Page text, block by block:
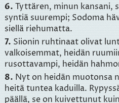
6. Tyttären, minun kansani,
syntiä suurempi; Sodoma
siellä riehumatta.
7. Siionin ruhtinaat olivat
valkoisemmat, heidän
rusottavampi, heidän
8. Nyt on heidän muotonsa
heitä tuntea kaduilla.
päällä, se on kuivettunut